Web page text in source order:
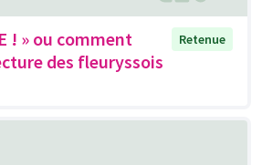
! » ou comment
des fleuryssois
Retenue